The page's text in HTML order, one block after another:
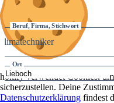
Anmelden
Beruf, Firma, Stichwort
Ort
Umkreis
hokify verwendet Cookies,
sicherzustellen. Deine
Datenschutzerklärung findest